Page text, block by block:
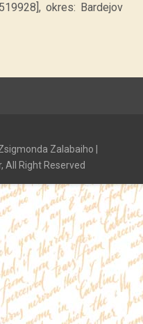
okres: Bardejov
Zalabaiho |
All Right Reserved